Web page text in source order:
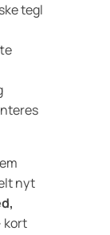
tegl
nyt
kort